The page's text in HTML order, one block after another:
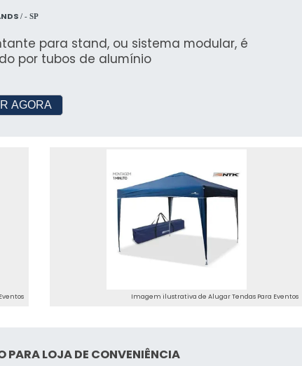
já realizaram seus eventos com JR Tendas.
E EXCELÊNCIA
história de compromisso com a excelência e
completo, desde a escolha da tenda até o pós-
NA NOSSA QUALIDADE
parceiras para garantir a melhor experiência em
/ - SP
para stand, ou sistema modular, é
por tubos de alumínio
AGORA
Imagem ilustrativa de Alugar Tendas Para Eventos
PARA LOJA DE CONVENIÊNCIA